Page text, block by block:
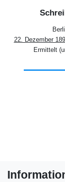
22. Dezember
Ermittelt